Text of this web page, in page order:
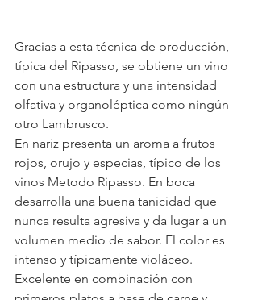
Gracias a esta técnica de producción,
típica del Ripasso, se obtiene un vino
con una estructura y una intensidad
olfativa y organoléptica como ningún
otro Lambrusco.
En nariz presenta un aroma a frutos
rojos, orujo y especias, típico de los
vinos Metodo Ripasso. En boca
desarrolla una buena tanicidad que
nunca resulta agresiva y da lugar a un
volumen medio de sabor. El color es
intenso y típicamente violáceo.
Excelente en combinación con